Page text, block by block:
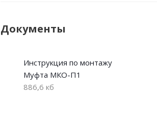
Документы
Инструкция по монтажу
Муфта МКО-П1
886,6 кб